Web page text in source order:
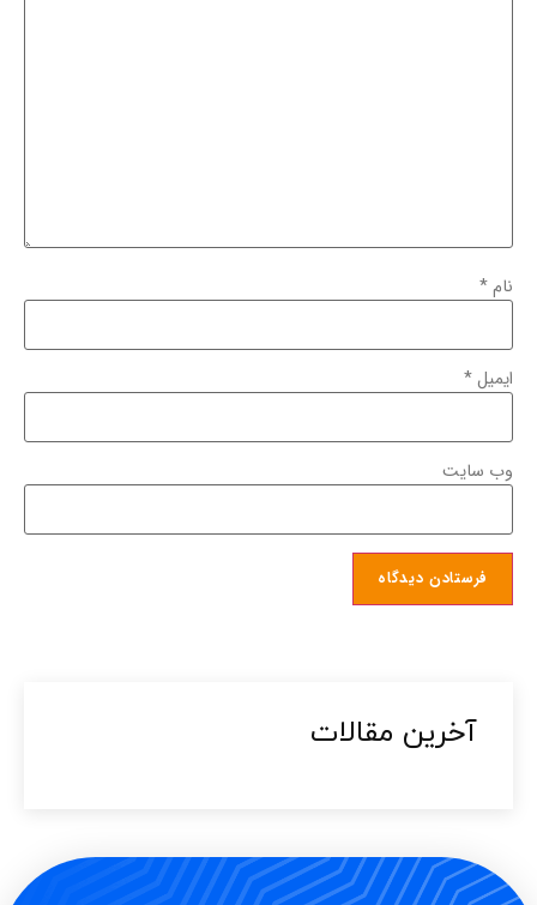
نام*
ایمیل*
وب‌ سایت
آخرین مقالات​